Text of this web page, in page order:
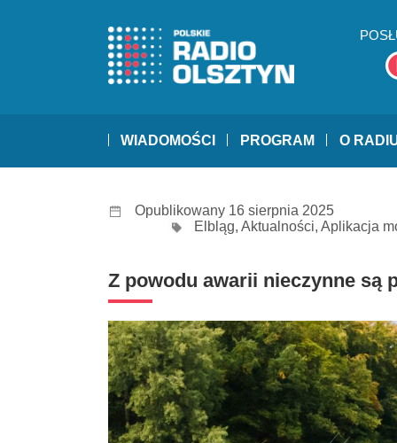
WIADOMOŚCI PROGRAM O
Opublikowany 16 sierpnia 2025
Elbląg, Aktualności, Aplikacja
Z powodu awarii nieczynne są